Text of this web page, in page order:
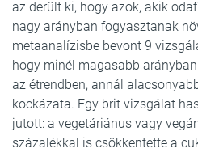
az derült ki, hogy azok, akik
nagy arányban fogyasztanak
metaanalízisbe bevont 9
hogy minél magasabb
az étrendben, annál
kockázata. Egy brit vizsgálat
jutott: a vegetáriánus vagy
százalékkal is csökkentette a